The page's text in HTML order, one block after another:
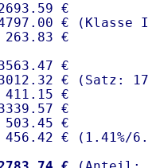
€
€ (Klasse I)
€
€
€ (Satz:
€
€
€
€ ( 1.41%/